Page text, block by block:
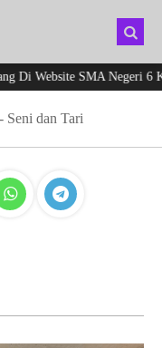
Di Website SMA Negeri 6
- Seni dan Tari